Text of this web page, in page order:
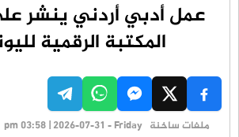
عمل أدبي أردني ينشر
المكتبة الرقمية
ملفات ساخنة pm 03:58 | 2026-07-31 - Friday